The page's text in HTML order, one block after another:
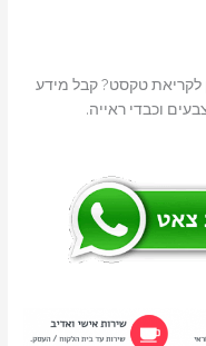
לקריאת טקסט? קבל מידע
וכבדי ראייה.